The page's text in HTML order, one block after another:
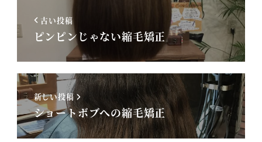
古い投稿
ピンピンじゃない縮毛矯正
新しい投稿
ショートボブへの縮毛矯正